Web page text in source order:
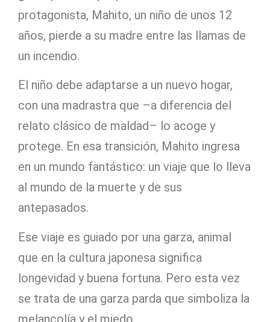
protagonista, Mahito, un niño de unos 12
años, pierde a su madre entre las llamas de
un incendio.
El niño debe adaptarse a un nuevo hogar,
con una madrastra que –a diferencia del
relato clásico de maldad– lo acoge y
protege. En esa transición, Mahito ingresa
en un mundo fantástico: un viaje que lo lleva
al mundo de la muerte y de sus
antepasados.
Ese viaje es guiado por una garza, animal
que en la cultura japonesa significa
longevidad y buena fortuna. Pero esta vez
se trata de una garza parda que simboliza la
melancolía y el miedo.